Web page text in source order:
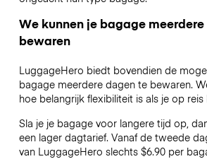
We kunnen je bagage
bewaren
LuggageHero biedt bovendien de
bagage meerdere dagen te bewaren.
hoe belangrijk flexibiliteit is als je op reis
Sla je je bagage voor langere tijd op,
een lager dagtarief. Vanaf de tweede
van LuggageHero slechts $6.90 per